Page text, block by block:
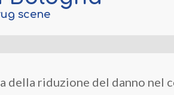
scene
della riduzione del danno nel